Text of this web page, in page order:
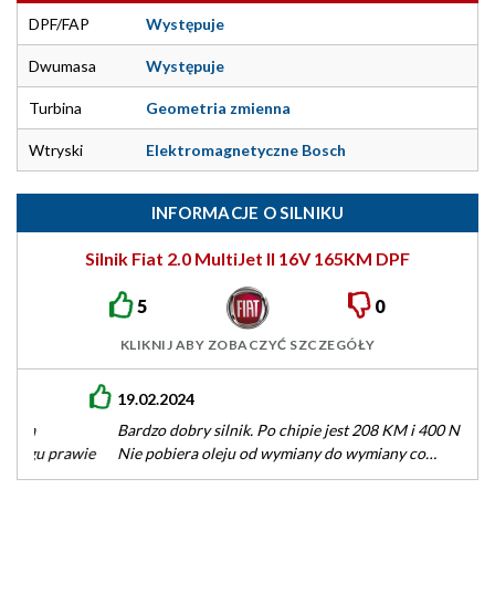
DPF/FAP Występuje
Dwumasa Występuje
Turbina Geometria zmienna
Wtryski Elektromagnetyczne Bosch
INFORMACJE O SILNIKU
Silnik Fiat 2.0 MultiJet II 16V 165KM DPF
5 0
KLIKNIJ ABY ZOBACZYĆ SZCZEGÓŁY
19.02.2024
Bardzo dobry silnik. Po chipie jest 208 KM i 400 Nm momentu.
Nie pobiera oleju od wymiany do wymiany co…